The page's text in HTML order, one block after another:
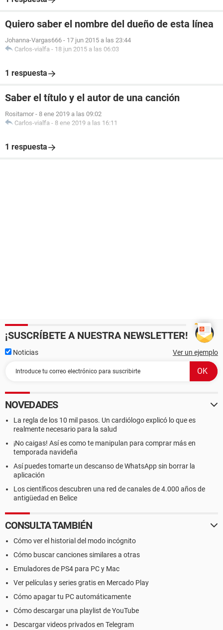
Quiero saber el nombre del dueño de esta línea
Johanna-Vargas666 - 17 jun 2015 a las 23:44
Carlos-vialfa - 18 jun 2015 a las 06:03
1 respuesta
Saber el título y el autor de una canción
Rositamor - 8 ene 2019 a las 09:02
Carlos-vialfa - 8 ene 2019 a las 16:11
1 respuesta
¡SUSCRÍBETE A NUESTRA NEWSLETTER!
Noticias Ver un ejemplo
NOVEDADES
La regla de los 10 mil pasos. Un cardiólogo explicó lo que es
realmente necesario para la salud
¡No caigas! Así es como te manipulan para comprar más en
temporada navideña
Así puedes tomarte un descanso de WhatsApp sin borrar la
aplicación
Los científicos descubren una red de canales de 4.000 años de
antigüedad en Belice
CONSULTA TAMBIÉN
Cómo ver el historial del modo incógnito
Cómo buscar canciones similares a otras
Emuladores de PS4 para PC y Mac
Ver películas y series gratis en Mercado Play
Cómo apagar tu PC automáticamente
Cómo descargar una playlist de YouTube
Descargar videos privados en Telegram